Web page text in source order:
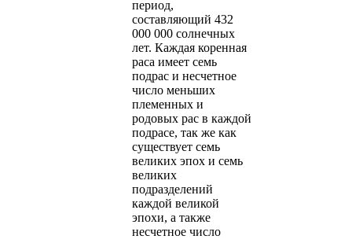
период,
составляющий 432
000 000 солнечных
лет. Каждая коренная
раса имеет семь
подрас и несчетное
число меньших
племенных и
родовых рас в каждой
подрасе, так же как
существует семь
великих эпох и семь
великих
подразделений
каждой великой
эпохи, а также
несчетное число